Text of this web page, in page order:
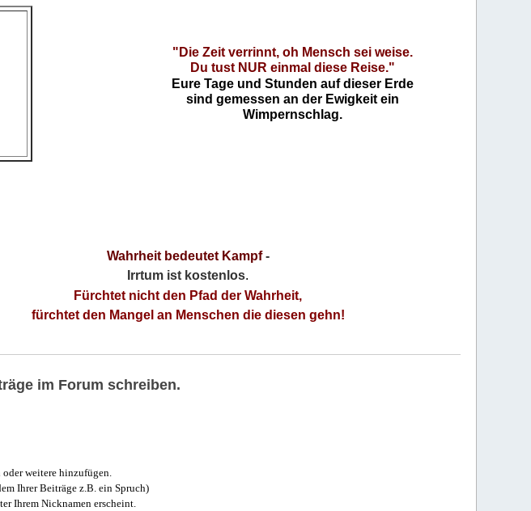
"Die Zeit verrinnt, oh Mensch sei weise.
Du tust NUR einmal diese Reise."
Eure Tage und Stunden auf dieser Erde
sind gemessen an der Ewigkeit ein
Wimpernschlag.
Wahrheit bedeutet Kampf-
Irrtum ist kostenlos.
Fürchtet nicht den Pfad der Wahrheit,
fürchtet den Mangel an Menschen die diesen gehn!
im Forum schreiben.
weitere hinzufügen.
Ihrer Beiträge z.B. ein Spruch)
Ihrem Nicknamen erscheint.